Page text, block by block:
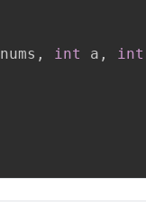
nums , int a , int